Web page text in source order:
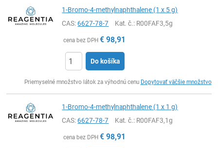
1-Bromo-4-methylnaphthalene (1 x 5 g)
CAS:6627-78-7 Kat. č.: R00FAF3,5g
cena bez DPH € 98,91
Do košíka
Priemyselné množstvo látok za výhodnú cenu Dopytovať väčšie množstvo
1-Bromo-4-methylnaphthalene (1 x 1 g)
CAS:6627-78-7 Kat. č.: R00FAF3,1g
cena bez DPH € 98,91